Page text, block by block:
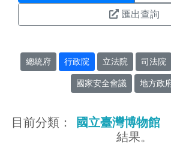
匯出查詢
總統府 行政院 立法院 司法院
國家安全會議 地方政
目前分類： 國立臺灣博物館
結果。